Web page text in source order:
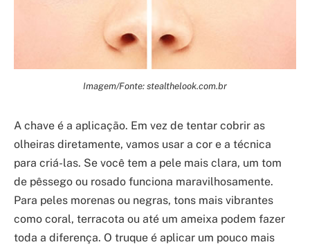
Imagem/Fonte: stealthelook.com.br
A chave é a aplicação. Em vez de tentar cobrir as
olheiras diretamente, vamos usar a cor e a técnica
para criá-las. Se você tem a pele mais clara, um tom
de pêssego ou rosado funciona maravilhosamente.
Para peles morenas ou negras, tons mais vibrantes
como coral, terracota ou até um ameixa podem fazer
toda a diferença. O truque é aplicar um pouco mais